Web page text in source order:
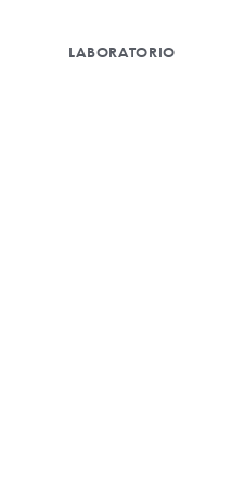
LABORATORIO